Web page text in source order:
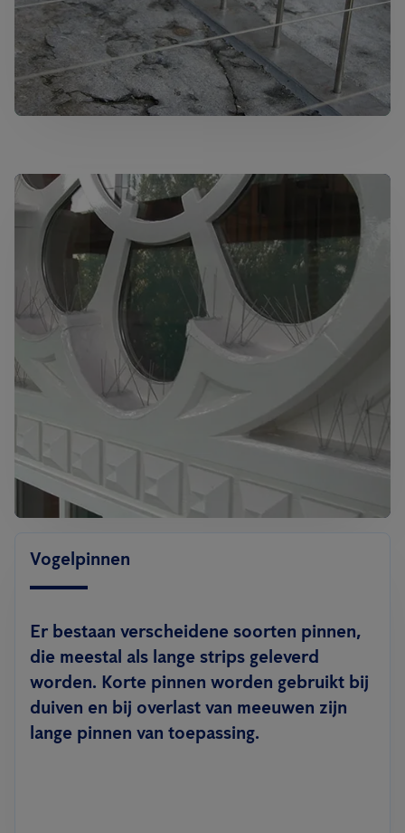
Vogelpinnen
Er bestaan verscheidene soorten pinnen,
die meestal als lange strips geleverd
worden. Korte pinnen worden gebruikt bij
duiven en bij overlast van meeuwen zijn
lange pinnen van toepassing.